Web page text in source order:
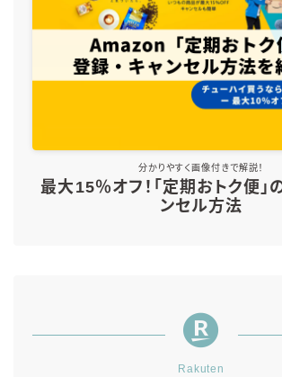
分かりやすく画像付きで解説！
最大15％オフ！「定期おトク便」
ンセル方法
Rakuten